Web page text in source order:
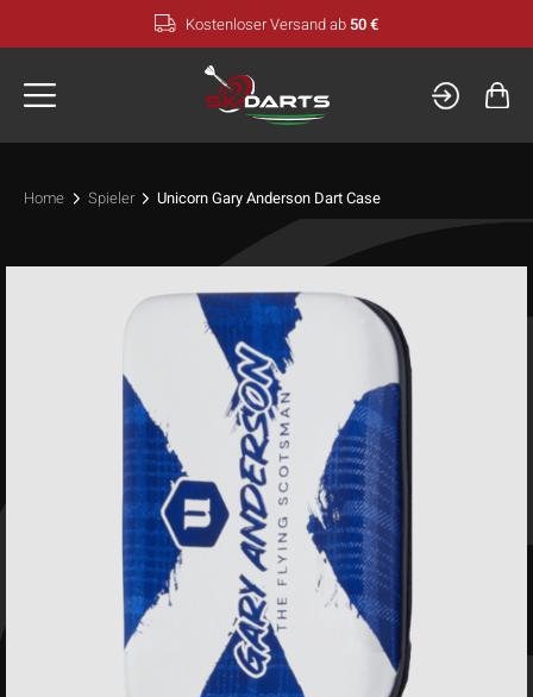
Inhalt
Kostenloser Versand ab 50 €
Home Spieler Unicorn Gary Anderson Dart Case